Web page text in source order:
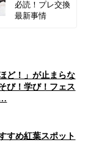
必読！プレ交換
最新事情
ど！」が止まらな
び！学び！フェス
すめ紅葉スポット